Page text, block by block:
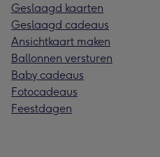
Geslaagd kaarten
Geslaagd cadeaus
Ansichtkaart maken
Ballonnen versturen
Baby cadeaus
Fotocadeaus
Feestdagen